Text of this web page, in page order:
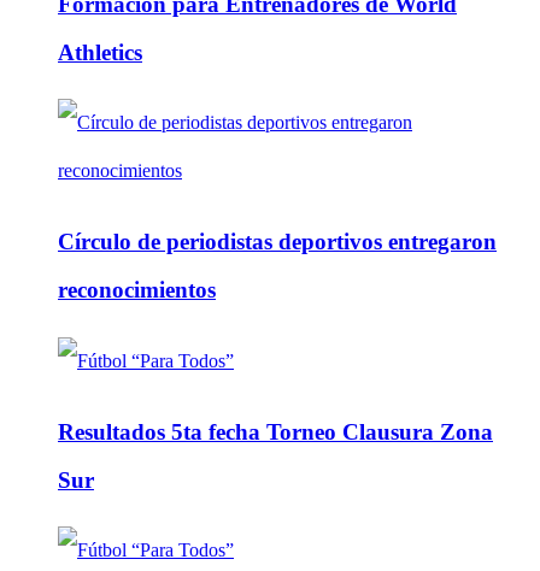
Athletics
Círculo de periodistas deportivos entregaron
reconocimientos
Resultados 5ta fecha Torneo Clausura Zona
Sur